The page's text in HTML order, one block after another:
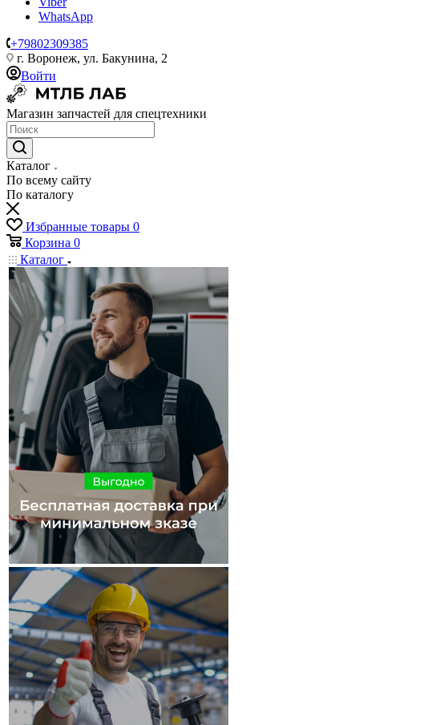
WhatsApp
+79802309385
г. Воронеж, ул. Бакунина, 2
Войти
Магазин запчастей для спецтехники
Каталог
По всему сайту
По каталогу
Избранные товары 0
Корзина 0
Каталог